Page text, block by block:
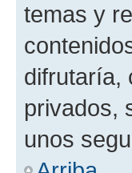
temas y
difrutaría,
privados,
unos